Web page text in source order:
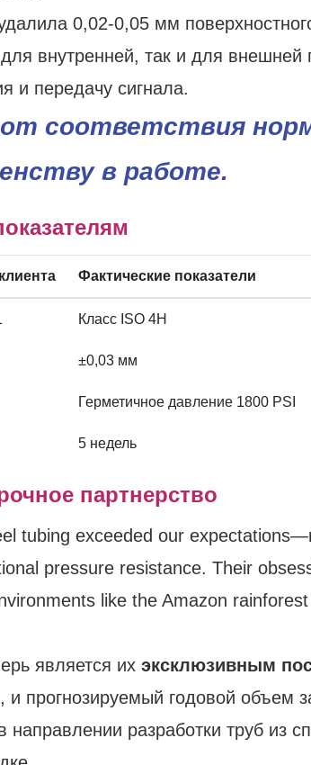
0,02-0,05 мм
внутренней, так и для внешней
и передачу сигнала.
соответствия
в работе.
Фактические показатели
Класс ISO 4H
±0,03 мм
Герметичное давление 1800 PSI
5 недель
партнерство
tubing exceeded our
pressure resistance. Their
like the Amazon
является их эксклюзивным
, и прогнозируемый годовой объем
разработки труб из